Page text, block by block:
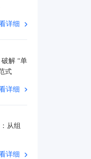
详细
解 “单
式
详细
从组
详细